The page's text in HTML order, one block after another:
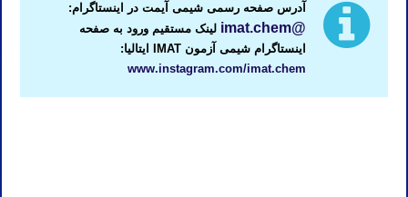
آدرس صفحه رسمی شیمی آیمت در اینستاگرام:
@imat.chem
لینک مستقیم ورود به صفحه
اینستاگرام شیمی آزمون IMAT ایتالیا:
www.instagram.com/imat.chem